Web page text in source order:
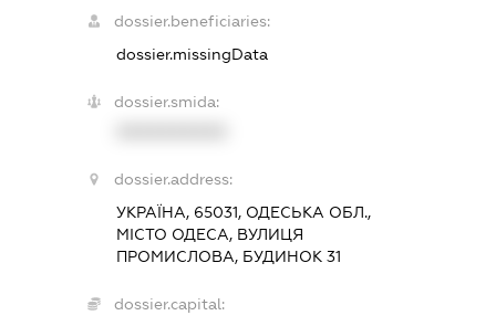
dossier.beneficiaries:
dossier.missingData
dossier.smida:
dossier.address:
УКРАЇНА, 65031, ОДЕСЬКА ОБЛ.,
МІСТО ОДЕСА, ВУЛИЦЯ
ПРОМИСЛОВА, БУДИНОК 31
dossier.capital: